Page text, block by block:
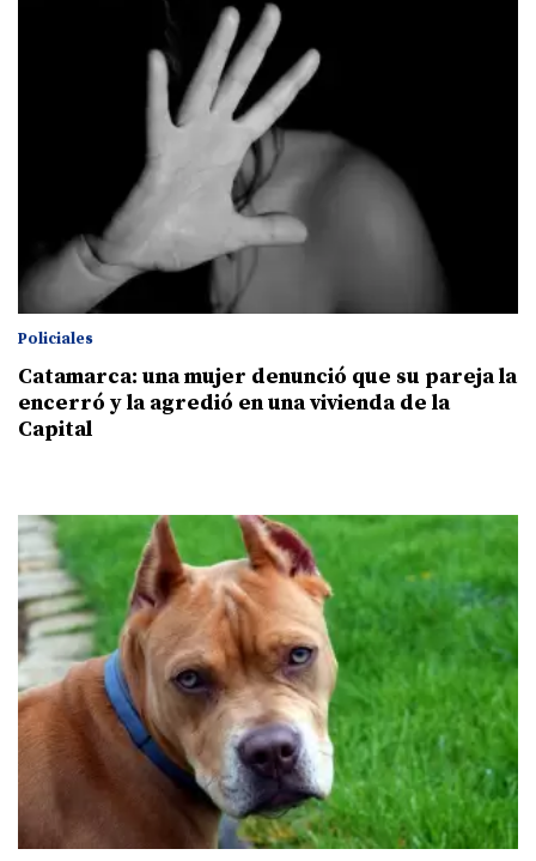
Policiales
Catamarca: una mujer denunció que su pareja la
encerró y la agredió en una vivienda de la
Capital